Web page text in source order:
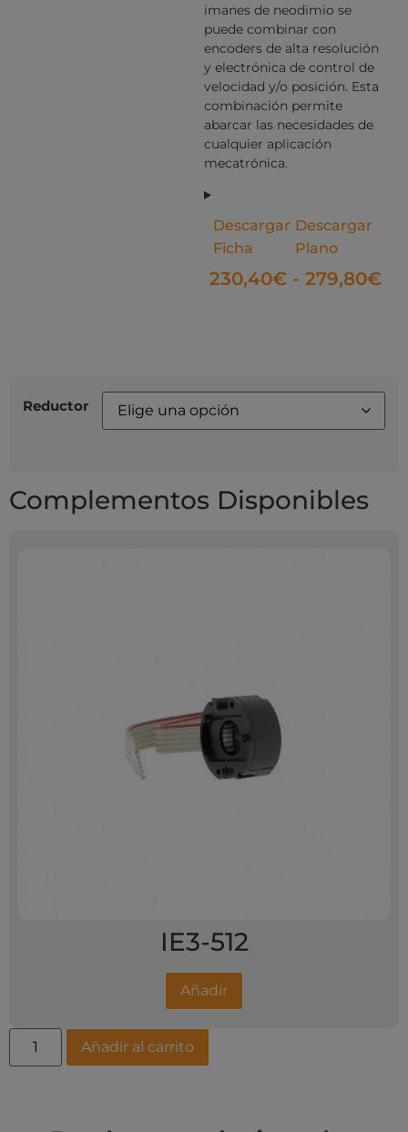
imanes de neodimio se
puede combinar con
encoders de alta resolución
y electrónica de control de
velocidad y/o posición. Esta
combinación permite
abarcar las necesidades de
cualquier aplicación
mecatrónica.
Descargar
Ficha
Descargar
Plano
230,40€ - 279,80€
Reductor
Complementos Disponibles
IE3-512
Añadir
Añadir al carrito